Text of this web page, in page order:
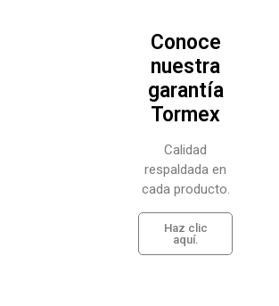
Conoce
nuestra
garantía
Tormex
Calidad
respaldada en
cada producto.
Haz clic
aquí.